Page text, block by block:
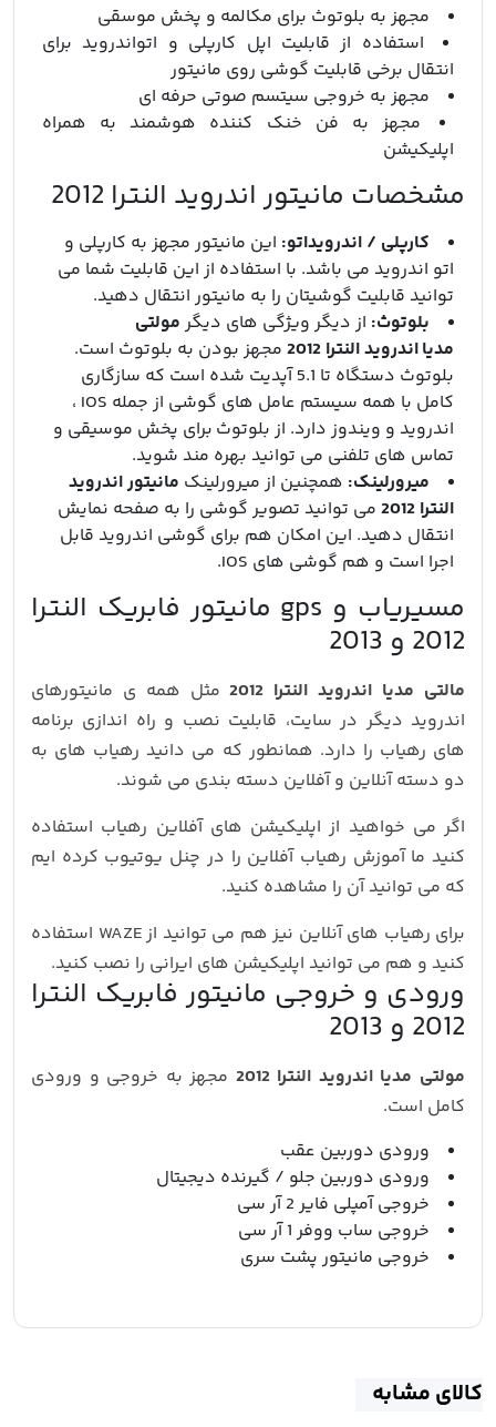
مجهز به بلوتوث برای مکالمه و پخش موسقی
استفاده از قابلیت اپل کارپلی و اتواندروید برای
انتقال برخی قابلیت گوشی روی مانیتور
مجهز به خروجی سیتسم صوتی حرفه ای
مجهز به فن خنک کننده هوشمند به همراه
اپلیکیشن
مشخصات مانیتور اندروید النترا 2012
کارپلی / اندرویداتو: این مانیتور مجهز به کارپلی و
اتو اندروید می باشد. با استفاده از این قابلیت شما می
توانید قابلیت گوشیتان را به مانیتور انتقال دهید.
بلوتوث: از دیگر ویژگی های دیگر مولتی
مدیااندروید النترا 2012
مجهز بودن به بلوتوث است.
بلوتوث دستگاه تا 5.1 آپدیت شده است که سازگاری
کامل با همه سیستم عامل های گوشی از جمله IOS ،
اندروید و ویندوز دارد. از بلوتوث برای پخش موسیقی و
تماس های تلفنی می توانید بهره مند شوید.
میرورلینک: همچنین از میرورلینک مانیتوراندروید
النترا 2012
می توانید تصویر گوشی را به صفحه نمایش
انتقال دهید. این امکان هم برای گوشی اندروید قابل
اجرا است و هم گوشی های IOS.
مسیریاب و gps مانیتور فابریک النترا
2012 و 2013
مالتی مدیا اندروید النترا 2012
مثل همه ی مانیتورهای
اندروید دیگر در سایت، قابلیت نصب و راه اندازی برنامه
های رهیاب را دارد. همانطور که می دانید رهیاب های به
دو دسته آنلاین و آفلاین دسته بندی می شوند.
اگر می خواهید از اپلیکیشن های آفلاین رهیاب استفاده
کنید ما آموزش رهیاب آفلاین را در چنل یوتیوب کرده ایم
که می توانید آن را مشاهده کنید.
برای رهیاب های آنلاین نیز هم می توانید از WAZE استفاده
کنید و هم می توانید اپلیکیشن های ایرانی را نصب کنید.
ورودی و خروجی مانیتور فابریک النترا
2012 و 2013
مولتی مدیا اندروید النترا 2012
مجهز به خروجی و ورودی
کامل است.
ورودی دوربین عقب
ورودی دوربین جلو / گیرنده دیجیتال
خروجی آمپلی فایر 2 آر سی
خروجی ساب ووفر 1 آر سی
خروجی مانیتور پشت سری
کالای مشابه